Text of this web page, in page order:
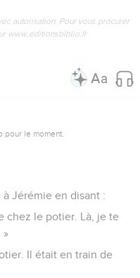
autorisation. Pour vous procurer
www.editionsbiblio.fr
le moment.
à Jérémie en disant :
chez le potier. Là, je te
»
Il était en train de